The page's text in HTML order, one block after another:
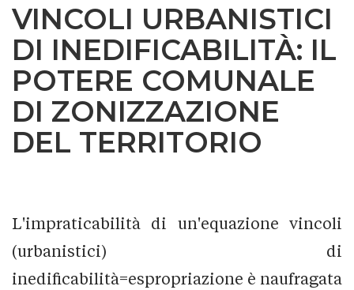
VINCOLI URBANISTICI
DI INEDIFICABILITÀ: IL
POTERE COMUNALE
DI ZONIZZAZIONE
DEL TERRITORIO
L'impraticabilità di un'equazione vincoli
(urbanistici) di
inedificabilità=espropriazione è naufragata